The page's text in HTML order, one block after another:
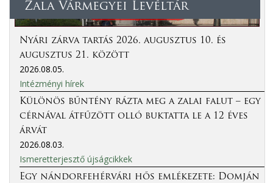
Zala Vármegyei Levéltár
Nyári zárva tartás 2026. augusztus 10. és
augusztus 21. között
2026.08.05.
Intézményi hírek
Különös bűntény rázta meg a zalai falut – egy
cérnával átfűzött olló buktatta le a 12 éves
árvát
2026.08.03.
Ismeretterjesztő újságcikkek
Egy nándorfehérvári hős emlékezete: Domján